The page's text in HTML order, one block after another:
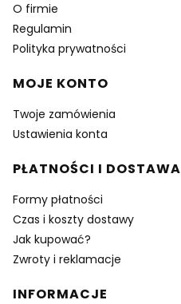
O firmie
Regulamin
Polityka prywatności
MOJE KONTO
Twoje zamówienia
Ustawienia konta
PŁATNOŚCI I DOSTAWA
Formy płatności
Czas i koszty dostawy
Jak kupować?
Zwroty i reklamacje
INFORMACJE